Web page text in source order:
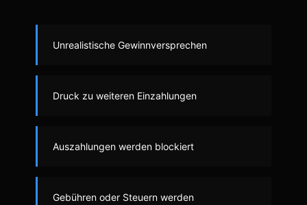
Unrealistische Gewinnversprechen
Druck zu weiteren Einzahlungen
Auszahlungen werden blockiert
Gebühren oder Steuern werden